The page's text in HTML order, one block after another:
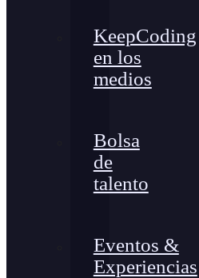
KeepCoding
en los
medios
Bolsa
de
talento
Eventos &
Experiencias